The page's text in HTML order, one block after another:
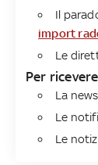
Il
import
Le
Per
La
Le
Le